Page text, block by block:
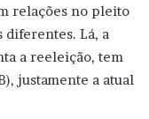
relações no pleito
diferentes. Lá, a
a reeleição, tem
justamente a atual